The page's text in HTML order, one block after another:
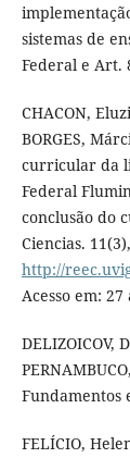
sistemas de
Federal e Art.
CHACON,
BORGES,
curricular da
Federal
conclusão do
Ciencias.
http://
Acesso em: 27
DELIZOICOV,
Fundamentos
FELÍCIO,